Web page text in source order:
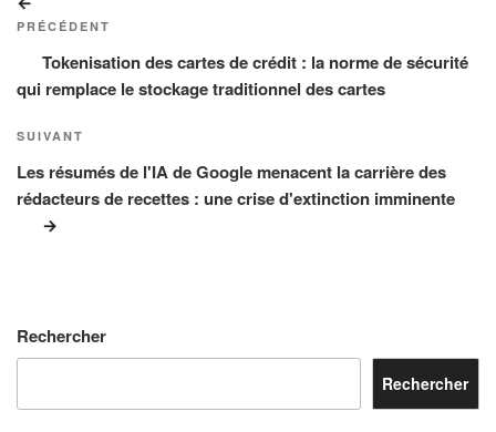
de
l’article
précédent
PRÉCÉDENT
Tokenisation des cartes de crédit : la norme de sécurité
qui remplace le stockage traditionnel des cartes
Article
suivant
SUIVANT
Les résumés de l'IA de Google menacent la carrière des
rédacteurs de recettes : une crise d'extinction imminente
Rechercher
Rechercher